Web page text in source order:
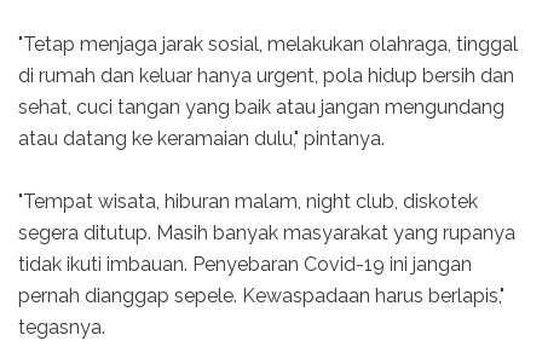
"Tetap menjaga jarak sosial, melakukan olahraga, tinggal
di rumah dan keluar hanya urgent, pola hidup bersih dan
sehat, cuci tangan yang baik atau jangan mengundang
atau datang ke keramaian dulu," pintanya.
"Tempat wisata, hiburan malam, night club, diskotek
segera ditutup. Masih banyak masyarakat yang rupanya
tidak ikuti imbauan. Penyebaran Covid-19 ini jangan
pernah dianggap sepele. Kewaspadaan harus berlapis,"
tegasnya.